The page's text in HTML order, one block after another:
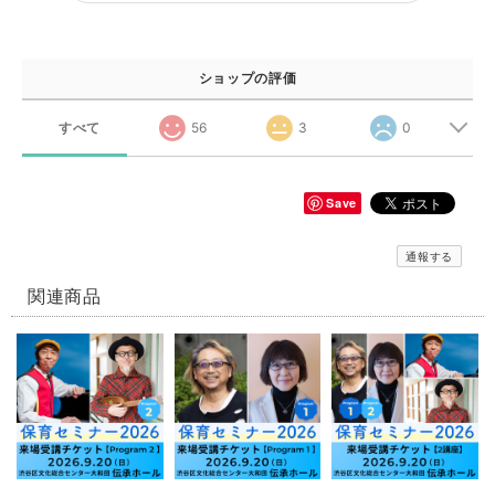
ショップの評価
すべて 56 3 0
Save
通報する
関連商品